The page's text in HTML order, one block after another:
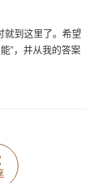
就到这里了。希望
”，并从我的答案